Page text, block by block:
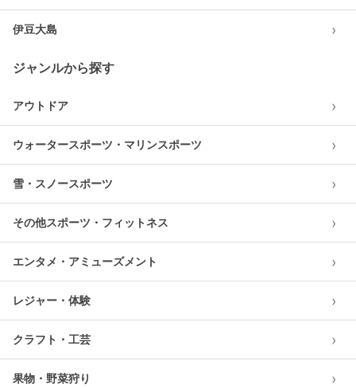
伊豆大島 ›
ジャンルから探す
アウトドア ›
ウォータースポーツ・マリンスポーツ ›
雪・スノースポーツ ›
その他スポーツ・フィットネス ›
エンタメ・アミューズメント ›
レジャー・体験 ›
クラフト・工芸 ›
果物・野菜狩り ›